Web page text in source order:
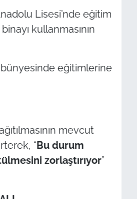
Lisesi’nde eğitim
kullanmasının
eğitimlerine
mevcut
“Bu durum
zorlaştırıyor”